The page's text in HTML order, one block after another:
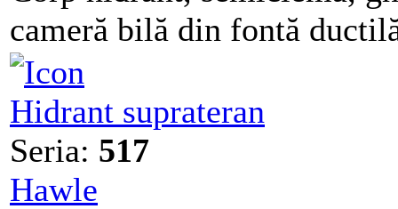
cameră bilă din fontă
Hidrant suprateran
Seria: 517
Hawle